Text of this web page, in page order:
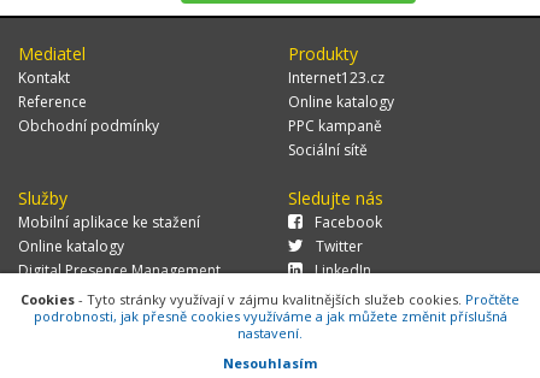
Mediatel
Kontakt
Reference
Obchodní podmínky
Produkty
Internet123.cz
Online katalogy
PPC kampaně
Sociální sítě
Služby
Mobilní aplikace ke stažení
Online katalogy
Digital Presence Management
Více zákazníků
Sledujte nás
Facebook
Twitter
LinkedIn
© 2026 MEDIATEL CZ, s.r.o.,Za Potokem 46/4, 106 00 Praha 10, tel.:
Cookies - Tyto stránky využívají v zájmu kvalitnějších služeb cookies. Pročtěte
podrobnosti, jak přesně cookies využíváme a jak můžete změnit příslušná
nastavení.
Nesouhlasím